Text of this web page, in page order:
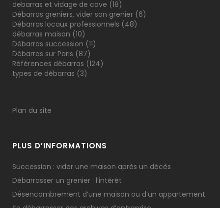
debarras et vidage de cave (18)
Débarras greniers, vider son grenier (6)
Débarras locaux professionnels (48)
débarras maison (10)
Débarras succession (11)
Débarras sur Paris (87)
Références débarras (124)
types de débarras (3)
Plan du site
PLUS D’INFORMATIONS
Succession : vider une maison après un décès
Débarrasser un grenier : l’intérêt
Désencombrement d’une maison ou d’un appartement